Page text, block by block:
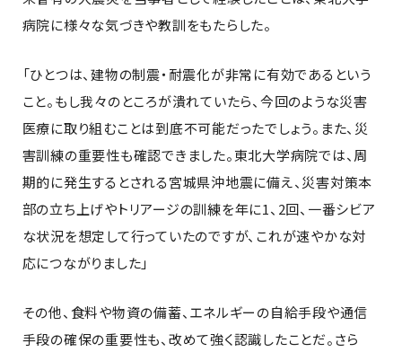
病院に様々な気づきや教訓をもたらした。
「ひとつは、建物の制震・耐震化が非常に有効であるという
こと。もし我々のところが潰れていたら、今回のような災害
医療に取り組むことは到底不可能だったでしょう。また、災
害訓練の重要性も確認できました。東北大学病院では、周
期的に発生するとされる宮城県沖地震に備え、災害対策本
部の立ち上げやトリアージの訓練を年に1、2回、一番シビア
な状況を想定して行っていたのですが、これが速やかな対
応につながりました」
その他、食料や物資の備蓄、エネルギーの自給手段や通信
手段の確保の重要性も、改めて強く認識したことだ。さら